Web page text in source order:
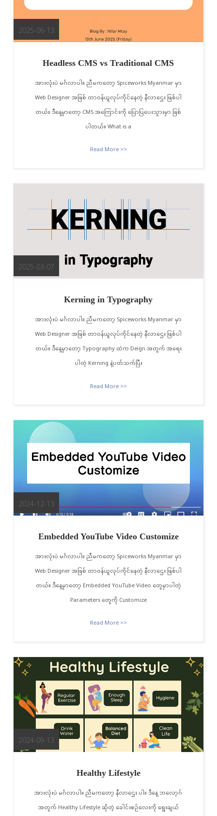
2025-06-13
Headless CMS vs Traditional CMS
အားလုံးပဲ မင်္ဂလာပါ။ ညီမကတော့ Spiceworks Myanmar မှာ
Web Designer အဖြစ် တာဝန်ယူလုပ်ကိုင်နေတဲ့ နီလာဌေး ဖြစ်ပါ
တယ်။ ဒီနေ့မှာတော့ CMS အကြောင်းကို ပြောပြပေးသွားမှာ ဖြစ်
ပါတယ်။ What is a
Read More >>
2025-03-07
Kerning in Typography
အားလုံးပဲ မင်္ဂလာပါ။ ညီမကတော့ Spiceworks Myanmar မှာ
Web Designer အဖြစ် တာဝန်ယူလုပ်ကိုင်နေတဲ့ နီလာဌေး ဖြစ်ပါ
တယ်။ ဒီနေ့မှာတော့ Typography ထဲက Deign အတွက် အရေး
ပါတဲ့ Kerning နဲ့ပတ်သက်ပြီး
Read More >>
2024-12-13
Embedded YouTube Video Customize
အားလုံးပဲ မင်္ဂလာပါ။ ညီမကတော့ Spiceworks Myanmar မှာ
Web Designer အဖြစ် တာဝန်ယူလုပ်ကိုင်နေတဲ့ နီလာဌေး ဖြစ်ပါ
တယ်။ ဒီနေ့မှာတော့ Embedded YouTube Video တွေမှာပါတဲ့
Parameters တွေကို Customize
Read More >>
2024-09-13
Healthy Lifestyle
အားလုံးပဲ မင်္ဂလာပါ။ ညီမကတော့ နီလာဌေး ပါ။ ဒီနေ့ ဘလော့ဂ်
အတွက် Healthy Lifestyle ဆိုတဲ့ ခေါင်းစဉ်လေးကို ရွေးချယ်